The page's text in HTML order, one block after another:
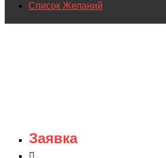
Список Желаний
Заявка